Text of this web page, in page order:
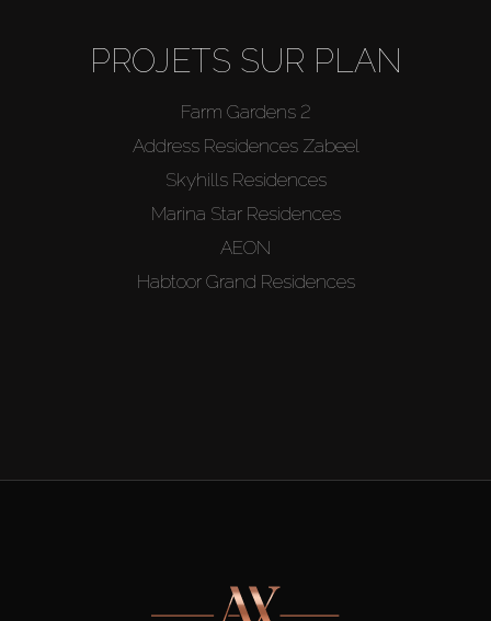
PROJETS SUR PLAN
Farm Gardens 2
Address Residences Zabeel
Skyhills Residences
Marina Star Residences
AEON
Habtoor Grand Residences